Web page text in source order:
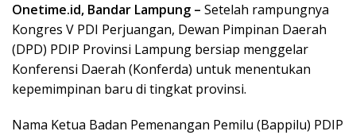
Onetime.id, Bandar Lampung – Setelah rampungnya
Kongres V PDI Perjuangan, Dewan Pimpinan Daerah
(DPD) PDIP Provinsi Lampung bersiap menggelar
Konferensi Daerah (Konferda) untuk menentukan
kepemimpinan baru di tingkat provinsi.
Nama Ketua Badan Pemenangan Pemilu (Bappilu) PDIP